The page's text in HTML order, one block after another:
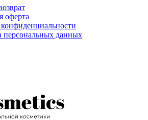
оферта
персональных данных